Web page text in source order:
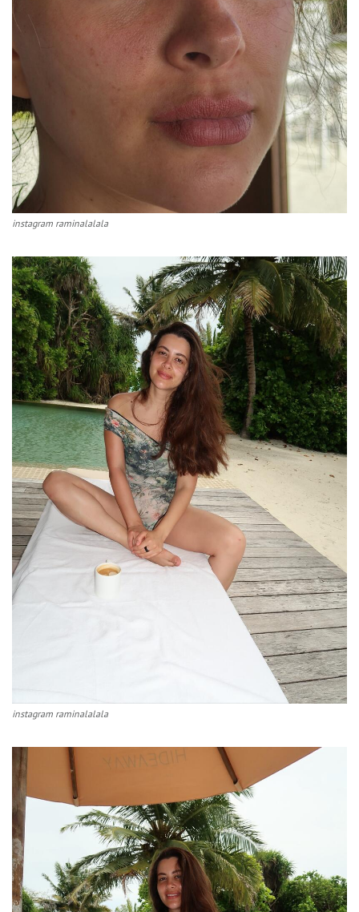
instagram raminalalala
instagram raminalalala